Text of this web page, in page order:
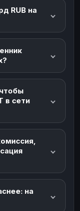
RUB на
в сети
на